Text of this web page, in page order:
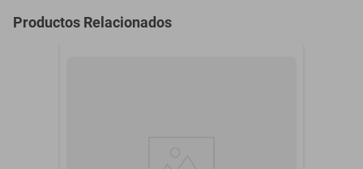
Marca
Productos Relacionados